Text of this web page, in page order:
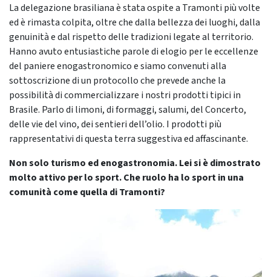
La delegazione brasiliana è stata ospite a Tramonti più volte
ed è rimasta colpita, oltre che dalla bellezza dei luoghi, dalla
genuinità e dal rispetto delle tradizioni legate al territorio.
Hanno avuto entusiastiche parole di elogio per le eccellenze
del paniere enogastronomico e siamo convenuti alla
sottoscrizione di un protocollo che prevede anche la
possibilità di commercializzare i nostri prodotti tipici in
Brasile. Parlo di limoni, di formaggi, salumi, del Concerto,
delle vie del vino, dei sentieri dell’olio. I prodotti più
rappresentativi di questa terra suggestiva ed affascinante.
Non solo turismo ed enogastronomia. Lei si è dimostrato
molto attivo per lo sport. Che ruolo ha lo sport in una
comunità come quella di Tramonti?